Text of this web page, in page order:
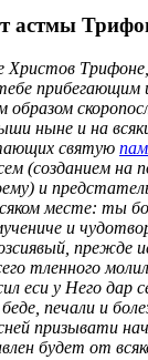
астмы
Христов
прибегающим
ныне и на
святую
(созданием на
и
месте: ты
и
прежде
тленного
еси у Него дар
печали и
призывати
будет от